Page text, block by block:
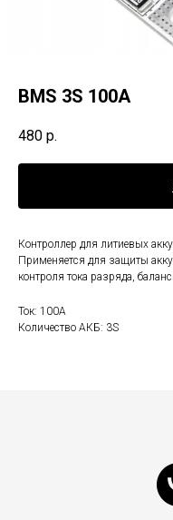
BMS 3S 100A
480 р.
Контроллер для литиевых
Применяется для защиты
контроля тока разряда,
Ток: 100А
Количество АКБ: 3S